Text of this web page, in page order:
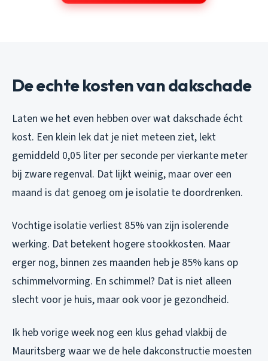
De echte kosten van dakschade
Laten we het even hebben over wat dakschade écht
kost. Een klein lek dat je niet meteen ziet, lekt
gemiddeld 0,05 liter per seconde per vierkante meter
bij zware regenval. Dat lijkt weinig, maar over een
maand is dat genoeg om je isolatie te doordrenken.
Vochtige isolatie verliest 85% van zijn isolerende
werking. Dat betekent hogere stookkosten. Maar
erger nog, binnen zes maanden heb je 85% kans op
schimmelvorming. En schimmel? Dat is niet alleen
slecht voor je huis, maar ook voor je gezondheid.
Ik heb vorige week nog een klus gehad vlakbij de
Mauritsberg waar we de hele dakconstructie moesten